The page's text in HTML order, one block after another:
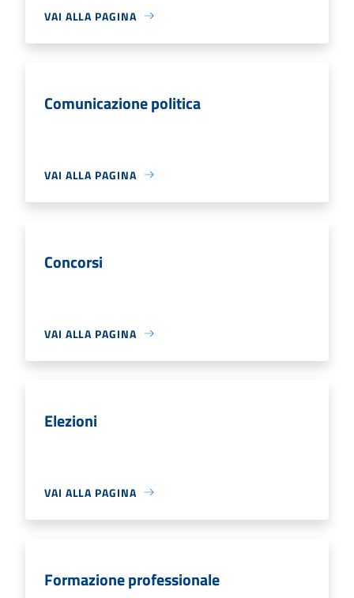
VAI ALLA PAGINA
Comunicazione politica
VAI ALLA PAGINA
Concorsi
VAI ALLA PAGINA
Elezioni
VAI ALLA PAGINA
Formazione professionale